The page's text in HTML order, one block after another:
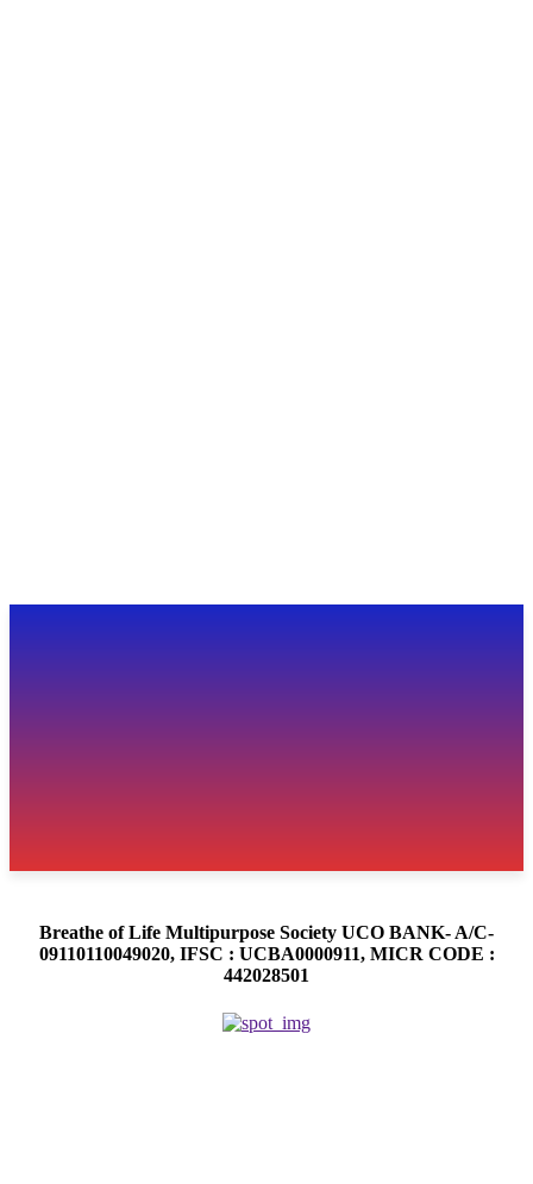
Breathe of Life Multipurpose Society UCO BANK- A/C-
09110110049020, IFSC : UCBA0000911, MICR CODE :
442028501